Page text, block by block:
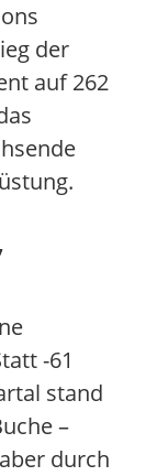
der
auf 262
-61
stand
–
durch